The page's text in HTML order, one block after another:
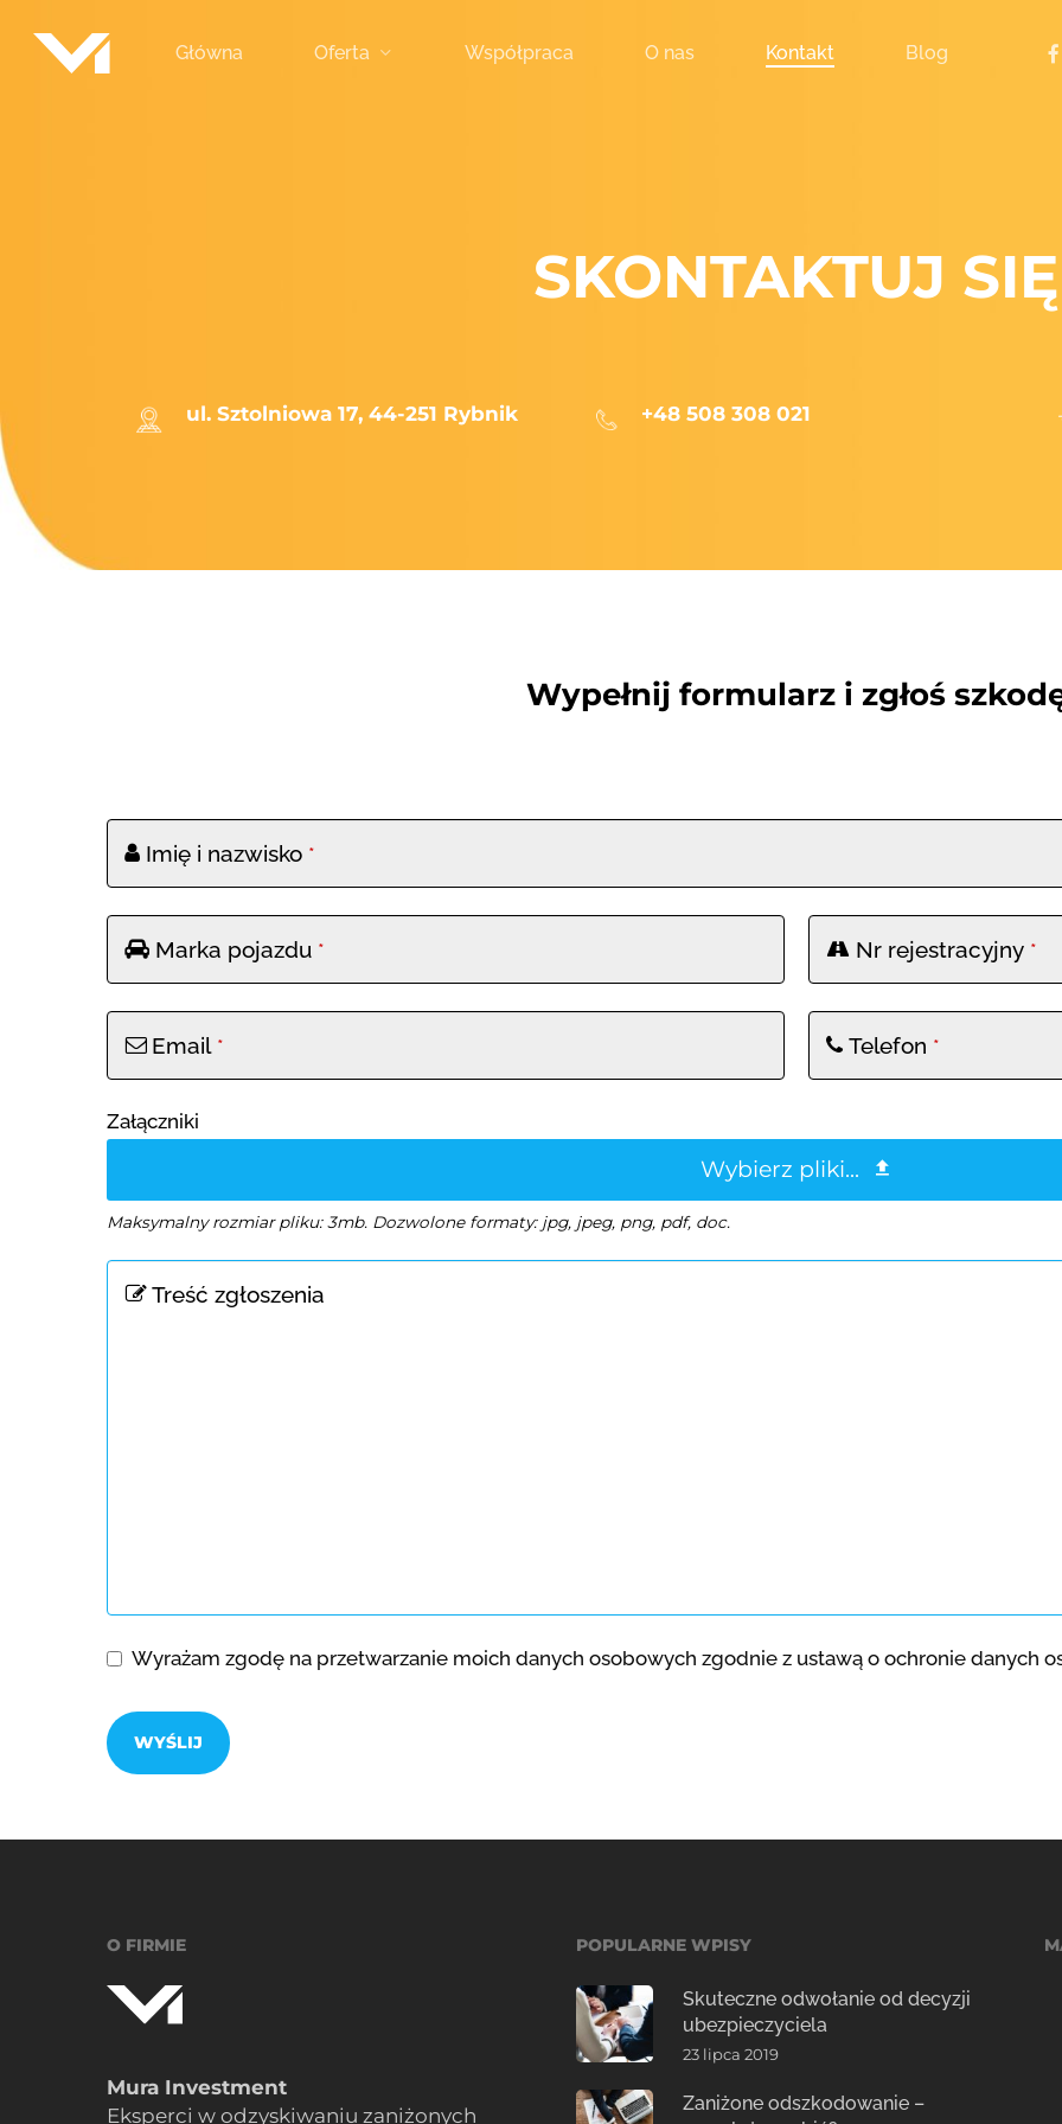
Główna Oferta Współpraca O nas Kontakt Blog
SKONTAKTUJ SIĘ
ul. Sztolniowa 17, 44-251 Rybnik +48 508 308 021
Wypełnij formularz i zgłoś
Imię i nazwisko *
Marka pojazdu * Nr rejestracyjny *
Email * Telefon *
Załączniki
Wybierz pliki...
Maksymalny rozmiar pliku: 3mb. Dozwolone formaty: jpg, jpeg, png, pdf, doc.
Treść zgłoszenia
Wyrażam zgodę na przetwarzanie moich danych osobowych zgodnie z ustawą o ochronie danych
WYŚLIJ
powinno
O FIRMIE
Mura Investment
Eksperci w odzyskiwaniu zaniżonych
POPULARNE WPISY
Skuteczne odwołanie od decyzji
ubezpieczyciela
23 lipca 2019
Zaniżone odszkodowanie –